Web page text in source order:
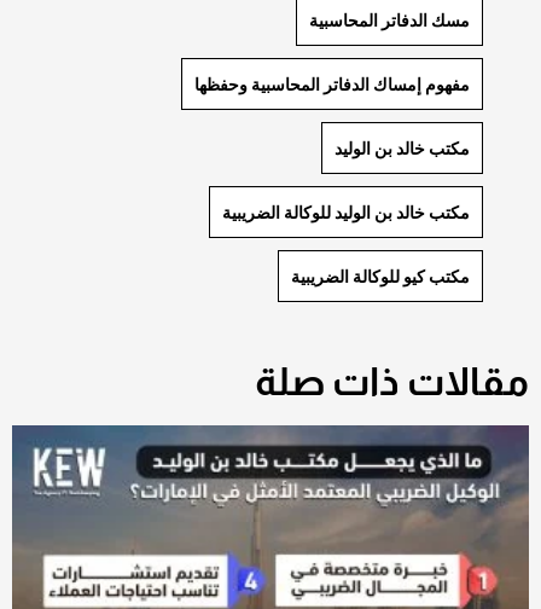
مسك الدفاتر المحاسبية
مفهوم إمساك الدفاتر المحاسبية وحفظها
مكتب خالد بن الوليد
مكتب خالد بن الوليد للوكالة الضريبية
مكتب كيو للوكالة الضريبية
مقالات ذات صلة